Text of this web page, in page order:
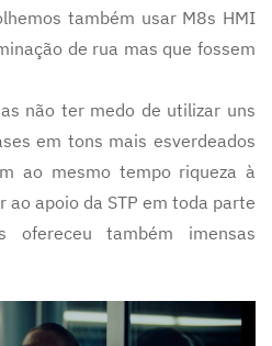
também usar M8s HMI
de rua mas que fossem
não ter medo de utilizar uns
em tons mais esverdeados
ao mesmo tempo riqueza à
ao apoio da STP em toda parte
ofereceu também imensas